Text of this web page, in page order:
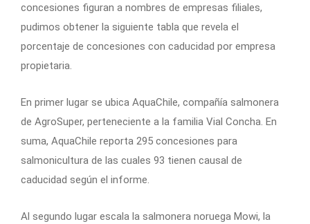
concesiones figuran a nombres de empresas filiales,
pudimos obtener la siguiente tabla que revela el
porcentaje de concesiones con caducidad por empresa
propietaria.
En primer lugar se ubica AquaChile, compañía salmonera
de AgroSuper, perteneciente a la familia Vial Concha. En
suma, AquaChile reporta 295 concesiones para
salmonicultura de las cuales 93 tienen causal de
caducidad según el informe.
Al segundo lugar escala la salmonera noruega Mowi, la